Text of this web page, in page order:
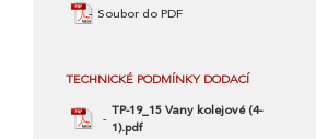
Soubor do PDF
TECHNICKÉ PODMÍNKY DODACÍ
TP-19_15 Vany kolejové (4-
1).pdf